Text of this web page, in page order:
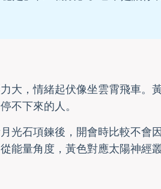
大，情緒起伏像坐雲霄飛車。
不下來的人。
光石項鍊後，開會時比較不會
能量角度，黃色對應太陽神經